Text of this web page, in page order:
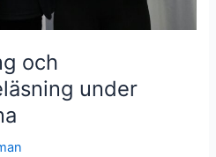
och
under